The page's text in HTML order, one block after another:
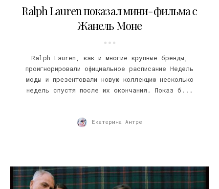
Ralph Lauren показал мини-фильма с
Жанель Моне
Ralph Lauren, как и многие крупные бренды,
проигнорировали официальное расписание Недель
моды и презентовали новую коллекцию несколько
недель спустя после их окончания. Показ б...
Екатерина Антре